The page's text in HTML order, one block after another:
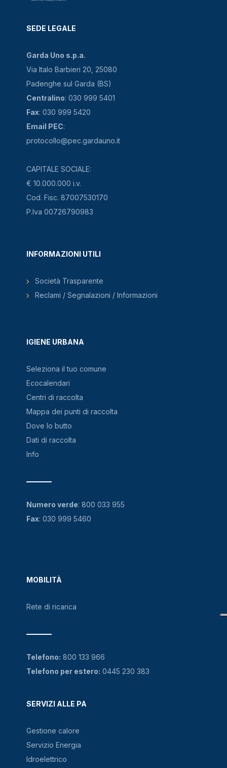
SEDE LEGALE
Garda Uno s.p.a.
Via Italo Barbieri 20, 25080
Padenghe sul Garda (BS)
Centralino: 030 999 5401
Fax: 030 999 5420
Email PEC:
protocollo@pec.gardauno.it
CAPITALE SOCIALE:
€ 10.000.000 i.v.
Cod. Fisc. 87007530170
P.Iva 00726790983
IGIENE URBANA
Seleziona il tuo comune
Ecocalendari
Centri di raccolta
Mappa dei punti di raccolta
Dove lo butto
Dati di raccolta
Info
MOBILITÀ
Rete di ricarica
SERVIZI ALLE PA
Gestione calore
Servizio Energia
Idroelettrico
INFORMAZIONI UTILI
Società Trasparente
Reclami / Segnalazioni / Informazioni
Numero verde: 800 033 955
Fax: 030 999 5460
Telefono: 800 133 966
Telefono per estero: 0445 230 383